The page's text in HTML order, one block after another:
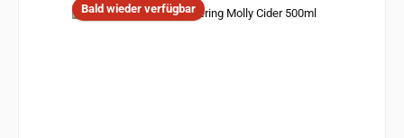
Bald wieder verfügbar